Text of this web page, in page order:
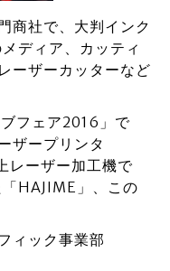
商社で、大判インク
ディア、カッティ
ーザーカッターなど
フェア2016」で
ザープリンタ
レーザー加工機で
HAJIME」、この
ィック事業部